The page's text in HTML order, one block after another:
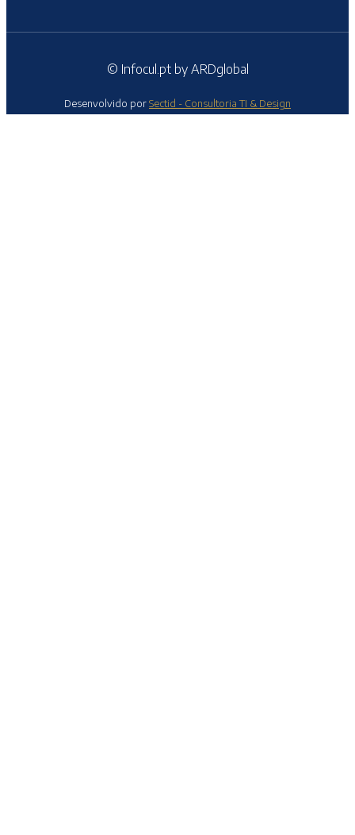
© Infocul.pt by ARDglobal
Desenvolvido porSectid - Consultoria TI & Design